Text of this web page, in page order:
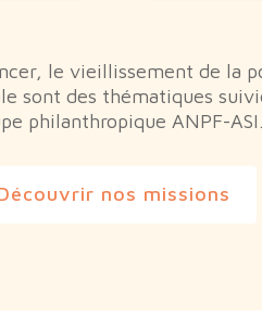
le vieillissement de la
sont des thématiques
philanthropique ANPF-ASI.
nos missions